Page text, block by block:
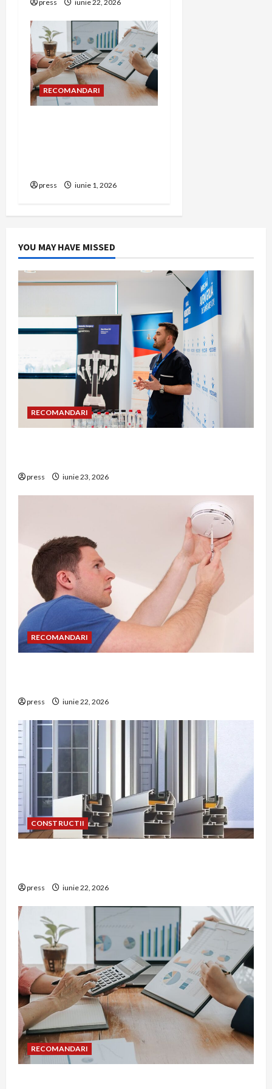
press iunie 22, 2026
RECOMANDARI
press iunie 1, 2026
YOU MAY HAVE MISSED
RECOMANDARI
press iunie 23, 2026
RECOMANDARI
press iunie 22, 2026
CONSTRUCTII
press iunie 22, 2026
RECOMANDARI